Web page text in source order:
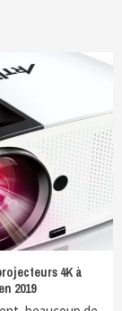
4K à
2019